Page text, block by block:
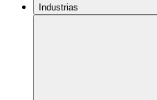
Industrias